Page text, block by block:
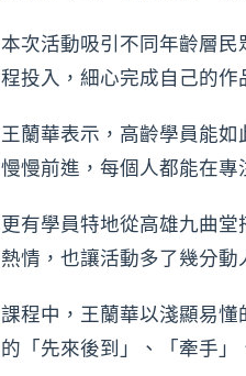
本次活動吸引不同年齡層
程投入，細心完成自己的作
王蘭華表示，高齡學員能
慢慢前進，每個人都能在專
更有學員特地從高雄九曲
熱情，也讓活動多了幾分
課程中，王蘭華以淺顯易
的「先來後到」、「牽手